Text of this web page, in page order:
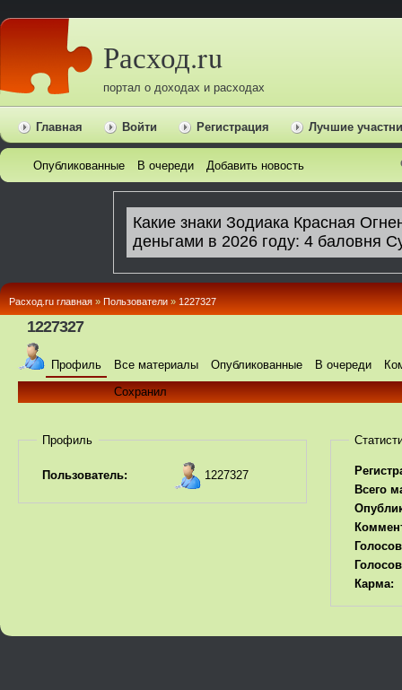
Расход.ru
портал о доходах и расходах
Главная Войти Регистрация Лучшие
Опубликованные В очереди Добавить новость
Расход.ru главная » Пользователи » 1227327
1227327
Профиль Все материалы Опубликованные В очереди
Сохранил
Профиль
Пользователь: 1227327
Всего
Карма: